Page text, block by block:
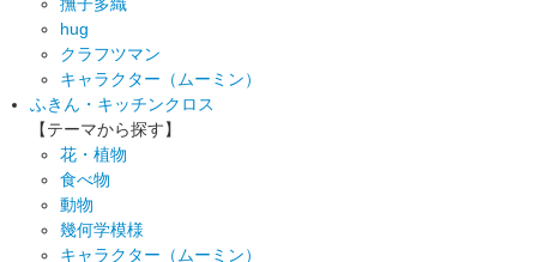
hug
クラフツマン
キャラクター（ムーミン）
ふきん・キッチンクロス
【テーマから探す】
花・植物
食べ物
動物
幾何学模様
キャラクター（ムーミン）